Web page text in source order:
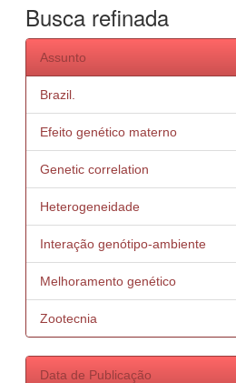
Busca refinada
Assunto
Brazil.
Efeito genético materno
Genetic correlation
Heterogeneidade
Interação genótipo-ambiente
Melhoramento genético
Zootecnia
Data de Publicação